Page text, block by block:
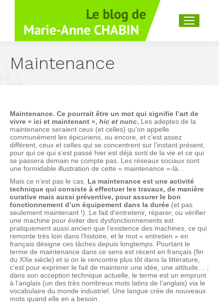
Recherche
Maintenance
Maintenance. Ce pourrait être un mot qui signifie l’art de
vivre « ici et maintenant », hic et nunc. Les adeptes de la
maintenance seraient ceux (et celles) qu’on appelle
communément les épicuriens, ou encore, et c’est assez
différent, ceux et celles qui se concentrent sur l’instant présent,
pour qui ce qui s’est passé hier est déjà sorti de la vie et ce qui
se passera demain ne compte pas. Les réseaux sociaux sont
une formidable illustration de cette « maintenance »-là…
Mais ce n’est pas le cas. La maintenance est une activité
technique qui consiste à effectuer les travaux, de manière
curative mais aussi préventive, pour assurer le bon
fonctionnement d’un équipement dans la durée (et pas
seulement maintenant !). Le fait d’entretenir, réparer, ou vérifier
une machine pour éviter des dysfonctionnements est
pratiquement aussi ancien que l’existence des machines, ce qui
remonte très loin dans l’histoire, et le mot « entretien » en
français désigne ces tâches depuis longtemps. Pourtant le
terme de maintenance dans ce sens est récent en français (fin
du XXe siècle) et si on le rencontre plus tôt dans la littérature,
c’est pour exprimer le fait de maintenir une idée, une attitude… ;
dans son acception technique actuelle, le terme est un emprunt
à l’anglais (un des très nombreux mots latins de l’anglais) via le
vocabulaire du monde industriel. Une langue crée de nouveaux
mots quand elle en a besoin.